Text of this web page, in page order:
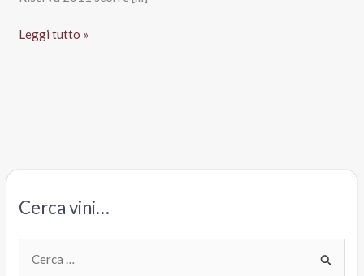
Teroldego
Gambero
Leggi tutto »
Cerca vini…